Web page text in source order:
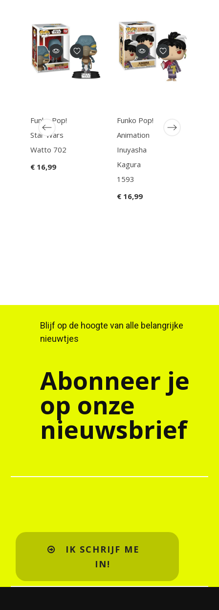
Funko Pop!
Star Wars
Watto 702
€ 16,99
Funko Pop!
Animation
Inuyasha
Kagura
1593
€ 16,99
Blijf op de hoogte van alle belangrijke
nieuwtjes
Abonneer je
op onze
nieuwsbrief
IK SCHRIJF ME
IN!